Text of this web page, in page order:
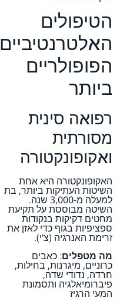
הטיפולים
האלטרנטיביים
הפופולריים
ביותר
רפואה סינית
מסורתית
ואקופונקטורה
האקופונקטורה היא אחת
השיטות העתיקות ביותר, בת
למעלה מ-3,000 שנה.
השיטה מבוססת על תקיעת
מחטים דקיקות בנקודות
ספציפיות בגוף כדי לאזן את
זרימת האנרגיה (צ'י).
מה מטפלים: כאבים
כרוניים, מיגרנות, בחילות,
חרדה, נדודי שדה,
פיברומיאלגיה ותסמונת
המעי הרגיז